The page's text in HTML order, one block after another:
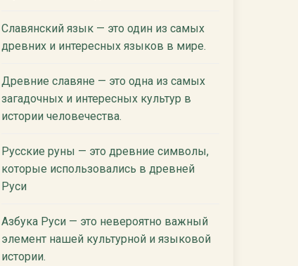
Славянский язык — это один из самых
древних и интересных языков в мире.
Древние славяне — это одна из самых
загадочных и интересных культур в
истории человечества.
Русские руны — это древние символы,
которые использовались в древней
Руси
Азбука Руси — это невероятно важный
элемент нашей культурной и языковой
истории.